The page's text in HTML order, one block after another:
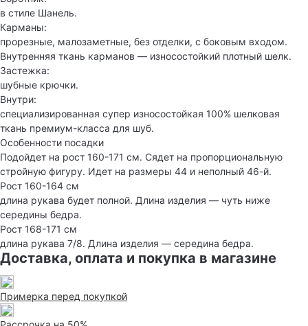
в стиле Шанель.
Карманы:
прорезные, малозаметные, без отделки, с боковым входом.
Внутренняя ткань карманов — износостойкий плотный шелк.
Застежка:
шубные крючки.
Внутри:
специализированная супер износостойкая 100% шелковая
ткань премиум-класса для шуб.
Особенности посадки
Подойдет на рост 160-171 см. Сядет на пропорциональную
стройную фигуру. Идет на размеры 44 и неполный 46-й.
Рост 160-164 см
длина рукава будет полной. Длина изделия — чуть ниже
середины бедра.
Рост 168-171 см
длина рукава 7/8. Длина изделия — середина бедра.
Доставка, оплата и покупка в магазине
Примерка перед покупкой